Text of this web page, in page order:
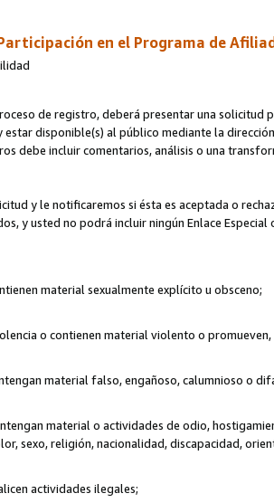
en el Programa de
de registro, deberá presentar una solicitud
disponible(s) al público mediante la
debe incluir comentarios, análisis o una
y le notificaremos si ésta es aceptada o
y usted no podrá incluir ningún Enlace
material sexualmente explícito u obsceno;
o contienen material violento o
material falso, engañoso, calumnioso o
material o actividades de odio,
sexo, religión, nacionalidad, discapacidad,
actividades ilegales;